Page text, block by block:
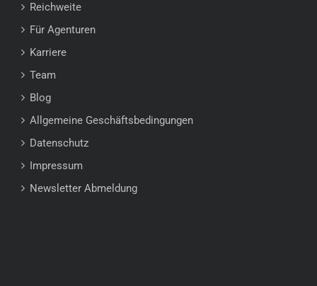
Reichweite
Für Agenturen
Karriere
Team
Blog
Allgemeine Geschäftsbedingungen
Datenschutz
Impressum
Newsletter Abmeldung